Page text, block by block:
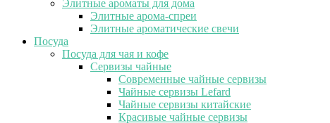
Элитные ароматы для дома
Элитные арома-спреи
Элитные ароматические свечи
Посуда
Посуда для чая и кофе
Сервизы чайные
Современные чайные сервизы
Чайные сервизы Lefard
Чайные сервизы китайские
Красивые чайные сервизы